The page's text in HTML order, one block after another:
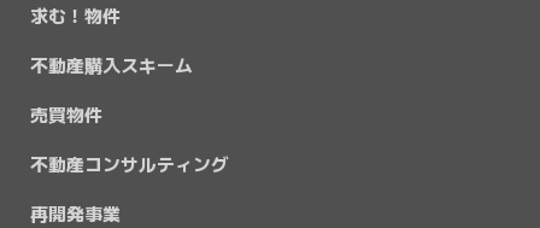
求む！物件
不動産購入スキーム
売買物件
不動産コンサルティング
再開発事業